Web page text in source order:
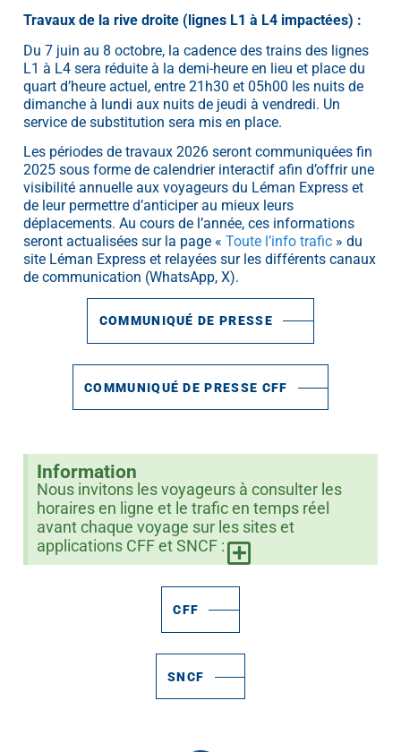
Travaux de la rive droite (lignes L1 à L4 impactées) :
Du 7 juin au 8 octobre, la cadence des trains des lignes
L1 à L4 sera réduite à la demi-heure en lieu et place du
quart d’heure actuel, entre 21h30 et 05h00 les nuits de
dimanche à lundi aux nuits de jeudi à vendredi. Un
service de substitution sera mis en place.
Les périodes de travaux 2026 seront communiquées fin
2025 sous forme de calendrier interactif afin d’offrir une
visibilité annuelle aux voyageurs du Léman Express et
de leur permettre d’anticiper au mieux leurs
déplacements. Au cours de l’année, ces informations
seront actualisées sur la page « Toute l’info trafic » du
site Léman Express et relayées sur les différents canaux
de communication (WhatsApp, X).
COMMUNIQUÉ DE PRESSE
COMMUNIQUÉ DE PRESSE CFF
Information
Nous invitons les voyageurs à consulter les
horaires en ligne et le trafic en temps réel
avant chaque voyage sur les sites et
applications CFF et SNCF :
CFF
SNCF